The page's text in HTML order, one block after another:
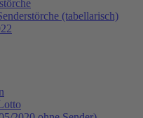
(tabellarisch)